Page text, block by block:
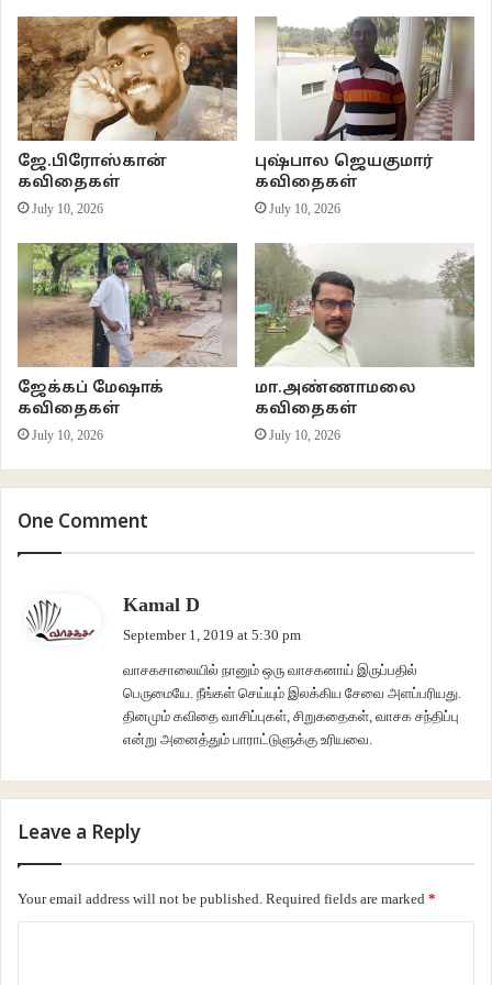
பூம்புனல் காதை
வசந்தத்தின் ரம்யத்தை காற்றோடு
வேட்டை விழிகள் குவித்து
தக்கைச் சிறுவனென தவமியற்றும்
குத்தீட்டி அலகுற்ற
அபூர்வ ஆபரணத்தை
கரைதனில் கண்டெடுப்பர்
பச்சைக் குதிரையாடும் பரிமேலழகர்
உச்சி குளிர்ந்து ஆங்காரம் தணிவாள்
தீப்பாய்ந்த அம்பிகை
ஜே.பிரோஸ்கான்
கவிதைகள்
July 10, 2026
புஷ்பால ஜெயகுமார்
கவிதைகள்
July 10, 2026
ஜேக்கப் மேஷாக்
கவிதைகள்
July 10, 2026
மா.அண்ணாமலை
கவிதைகள்
July 10, 2026
One Comment
Kamal D
s
:
September 1, 2019 at 5:30 pm
வாசகசாலையில் நானும் ஒரு வாசகனாய் இருப்பதில்
பெருமையே. நீங்கள் செய்யும் இலக்கிய சேவை அளப்பரியது.
தினமும் கவிதை வாசிப்புகள், சிறுகதைகள், வாசக சந்திப்பு
என்று அனைத்தும் பாராட்டுளுக்கு உரியவை.
Leave a Reply
Your email address will not be published. Required fields are marked *